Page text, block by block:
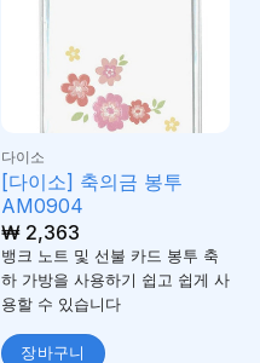
다이소
[다이소] 축의금 봉투
AM0904
₩2,363
뱅크 노트 및 선불 카드 봉투 축
하 가방을 사용하기 쉽고 쉽게 사
용할 수 있습니다
장바구니